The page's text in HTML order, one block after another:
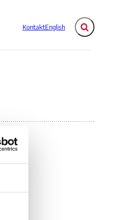
KontaktEnglish Fold søgefelt ud